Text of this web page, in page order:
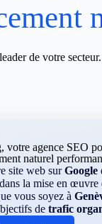
de votre secteur.
votre agence SEO
naturel
site web surGoogle
la mise en
vous soyez à
de trafic